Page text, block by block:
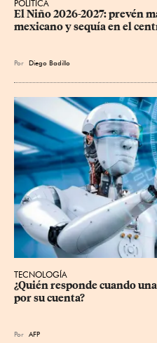
POLÍTICA
El Niño 2026-2027: prevén
mexicano y sequía en el
Por Diego Badillo
TECNOLOGÍA
¿Quién responde cuando
por su cuenta?
Por AFP